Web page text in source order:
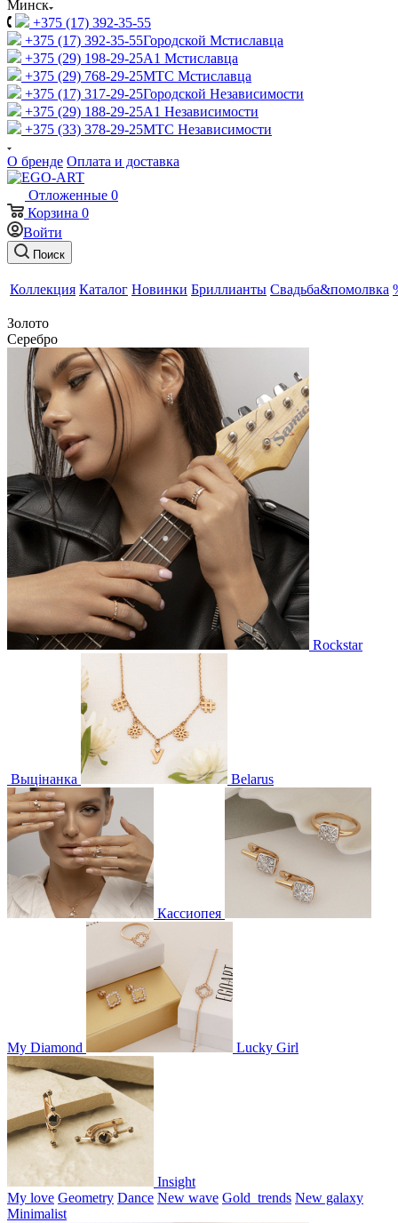
Минск
+375 (17) 392-35-55
+375 (17) 392-35-55Городской Мстиславца
+375 (29) 198-29-25A1 Мстиславца
+375 (29) 768-29-25МТС Мстиславца
+375 (17) 317-29-25Городской Независимости
+375 (29) 188-29-25A1 Независимости
+375 (33) 378-29-25МТС Независимости
О бренде Оплата и доставка
Отложенные 0
Корзина 0
Войти
Поиск
Коллекция Каталог Новинки Бриллианты Свадьба&помолвка
Золото
Серебро
Rockstar
Выцінанка Belarus
Кассиопея
My Diamond Lucky Girl
Insight
My love Geometry Dance New wave Gold_trends New galaxy
Minimalist